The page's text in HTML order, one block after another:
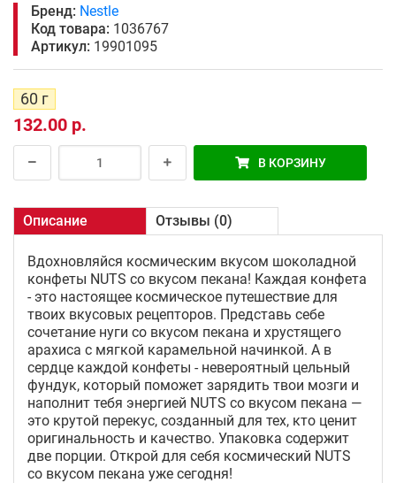
Бренд: Nestle
Код товара: 1036767
Артикул: 19901095
60 г
132.00 р.
В КОРЗИНУ
Описание Отзывы (0)
Вдохновляйся космическим вкусом шоколадной
конфеты NUTS со вкусом пекана! Каждая конфета
- это настоящее космическое путешествие для
твоих вкусовых рецепторов. Представь себе
сочетание нуги со вкусом пекана и хрустящего
арахиса с мягкой карамельной начинкой. А в
сердце каждой конфеты - невероятный цельный
фундук, который поможет зарядить твои мозги и
наполнит тебя энергией NUTS со вкусом пекана —
это крутой перекус, созданный для тех, кто ценит
оригинальность и качество. Упаковка содержит
две порции. Открой для себя космический NUTS
со вкусом пекана уже сегодня!